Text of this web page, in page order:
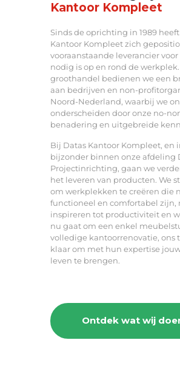
Kantoor Kompleet
Sinds de oprichting in 1989
Kantoor Kompleet zich
vooraanstaande leverancier
nodig is op en rond de werkplek.
groothandel bedienen we een
aan bedrijven en non-
Noord-Nederland, waarbij we
onderscheiden door onze no-
benadering en uitgebreide
Bij Datas Kantoor Kompleet, en
bijzonder binnen onze afdeling
Projectinrichting, gaan we
het leveren van producten. We
om werkplekken te creëren die
functioneel en comfortabel zijn,
inspireren tot productiviteit en
nu gaat om een enkel
volledige kantoorrenovatie, ons
klaar om met hun expertise
leven te brengen.
Ontdek wat wij